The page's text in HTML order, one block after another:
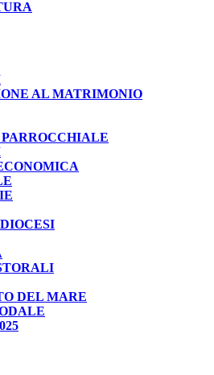
AL MATRIMONIO
DEL MARE